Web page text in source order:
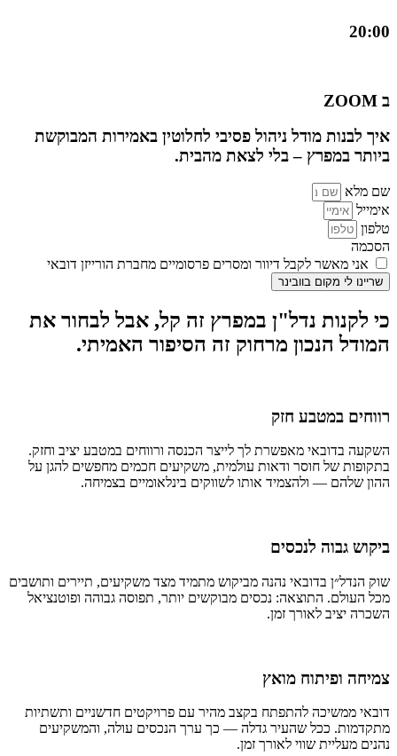
20:00
ב ZOOM
איך לבנות מודל ניהול פסיבי לחלוטין באמירות המבוקשת
ביותר במפרץ – בלי לצאת מהבית.
שם מלא
אימייל
טלפון
הסכמה
אני מאשר לקבל דיוור ומסרים פרסומיים מחברת הורייזן דובאי
שריינו לי מקום בוובינר
כי לקנות נדל"ן במפרץ זה קל, אבל לבחור את
המודל הנכון מרחוק זה הסיפור האמיתי.
רווחים במטבע חזק
השקעה בדובאי מאפשרת לך לייצר הכנסה ורווחים במטבע יציב וחזק.
בתקופות של חוסר ודאות עולמית, משקיעים חכמים מחפשים להגן על
ההון שלהם — ולהצמיד אותו לשווקים בינלאומיים בצמיחה.
ביקוש גבוה לנכסים
שוק הנדל״ן בדובאי נהנה מביקוש מתמיד מצד משקיעים, תיירים ותושבים
מכל העולם. התוצאה: נכסים מבוקשים יותר, תפוסה גבוהה ופוטנציאל
השכרה יציב לאורך זמן.
צמיחה ופיתוח מואץ
דובאי ממשיכה להתפתח בקצב מהיר עם פרויקטים חדשניים ותשתיות
מתקדמות. ככל שהעיר גדלה — כך ערך הנכסים עולה, והמשקיעים
נהנים מעליית שווי לאורך זמן.